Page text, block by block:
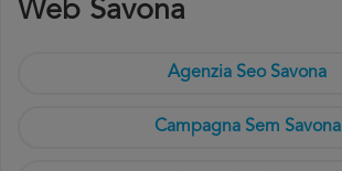
Web Savona
Agenzia Seo Savona
Campagna Sem Savona